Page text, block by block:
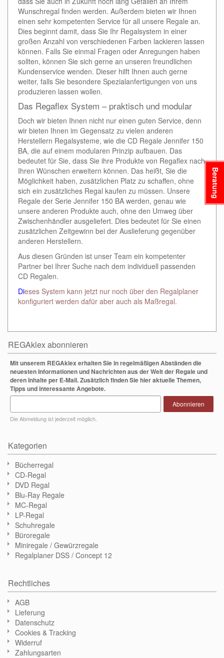
Wunschregal finden werden. Außerdem bieten wir Ihnen
einen sehr kompetenten Service für all unsere Regale an.
Dies beginnt damit, dass Sie Ihr Regalsystem in einer
großen Anzahl von verschiedenen Farben lackieren lassen
können. Falls Sie einmal Fragen oder Anregungen haben
sollten, können Sie sich gerne an unseren freundlichen
Kundenservice wenden. Dieser hilft Ihnen auch gerne
weiter, falls Sie besondere Spezialanfertigungen von uns
produzieren lassen wollen.
Das Regaflex System – praktisch und modular
Doch wir bieten Ihnen nicht nur einen guten Service, denn
wir bieten Ihnen im Gegensatz zu vielen anderen
Herstellern Regalsysteme, wie die CD Regale Jennifer 150
BA, die auf einem modularen Prinzip aufbauen. Das
bedeutet für Sie, dass Sie ihre Produkte von Regaflex nach
Ihren Wünschen erweitern können. Das heißt, Sie die
Möglichkeit haben, zusätzlichen Platz zu schaffen, ohne
sich ein zusätzliches Regal kaufen zu müssen. Unsere
Regale der Serie Jennifer 150 BA werden, genau wie
unsere anderen Produkte auch, ohne den Umweg über
Zwischenhändler ausgeliefert. Dies bedeutet für Sie einen
zusätzlichen Zeitgewinn bei der Auslieferung gegenüber
anderen Herstellern.
Aus diesen Gründen ist unser Team ein kompetenter
Partner bei Ihrer Suche nach dem individuell passenden
CD Regalen.
Dieses System kann jetzt nur noch über den Regalplaner
konfiguriert werden dafür aber auch als Maßregal.
REGAklex abonnieren
Mit unserem REGAklex erhalten Sie in regelmäßigen Abständen die
neuesten Informationen und Nachrichten aus der Welt der Regale und
deren Inhalte per E-Mail. Zusätzlich finden Sie hier aktuelle Themen,
Tipps und interessante Angebote.
Die Abmeldung ist jederzeit möglich.
Abonnieren
Kategorien
Bücherregal
CD-Regal
DVD Regal
Blu-Ray Regale
MC-Regal
LP-Regal
Schuhregale
Büroregale
Miniregale / Gewürzregale
Regalplaner DSS / Concept 12
Rechtliches
AGB
Lieferung
Datenschutz
Cookies & Tracking
Widerruf
Zahlungsarten
Beratung